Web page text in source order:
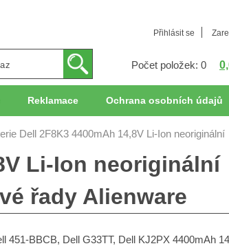
Přihlásit se
Počet položek: 0
Reklamace Ochrana osobních údajů
Dell 2F8K3 4400mAh 14,8V Li-Ion neoriginální
Li-Ion neoriginální
řady Alienware
451-BBCB, Dell G33TT, Dell KJ2PX 4400mAh